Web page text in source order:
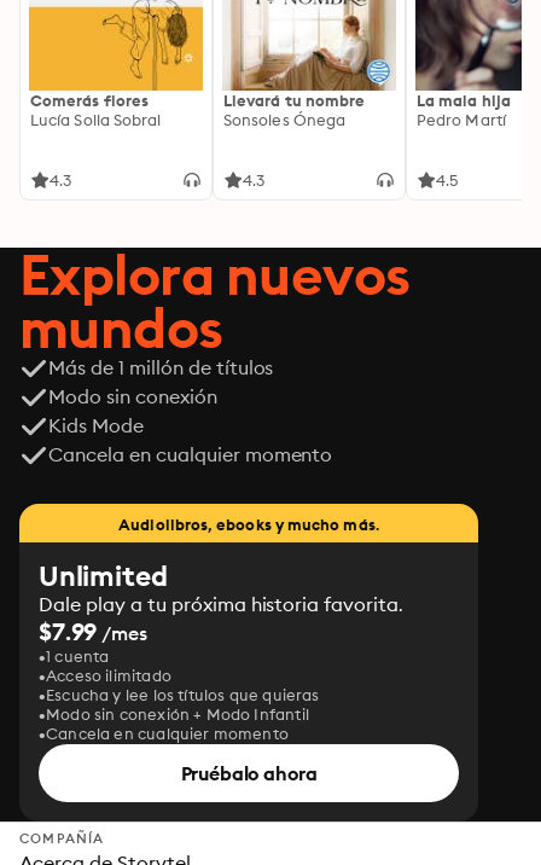
Comerás flores
Lucía Solla Sobral
4.3
Llevará tu nombre
Sonsoles Ónega
4.3
La mala hija
Pedro Martí
4.5
Explora nuevos
mundos
Más de 1 millón de títulos
Modo sin conexión
Kids Mode
Cancela en cualquier momento
Audiolibros, ebooks y mucho más.
Unlimited
Dale play a tu próxima historia favorita.
$7.99 /mes
1 cuenta
Acceso ilimitado
Escucha y lee los títulos que quieras
Modo sin conexión + Modo Infantil
Cancela en cualquier momento
Pruébalo ahora
COMPAÑÍA